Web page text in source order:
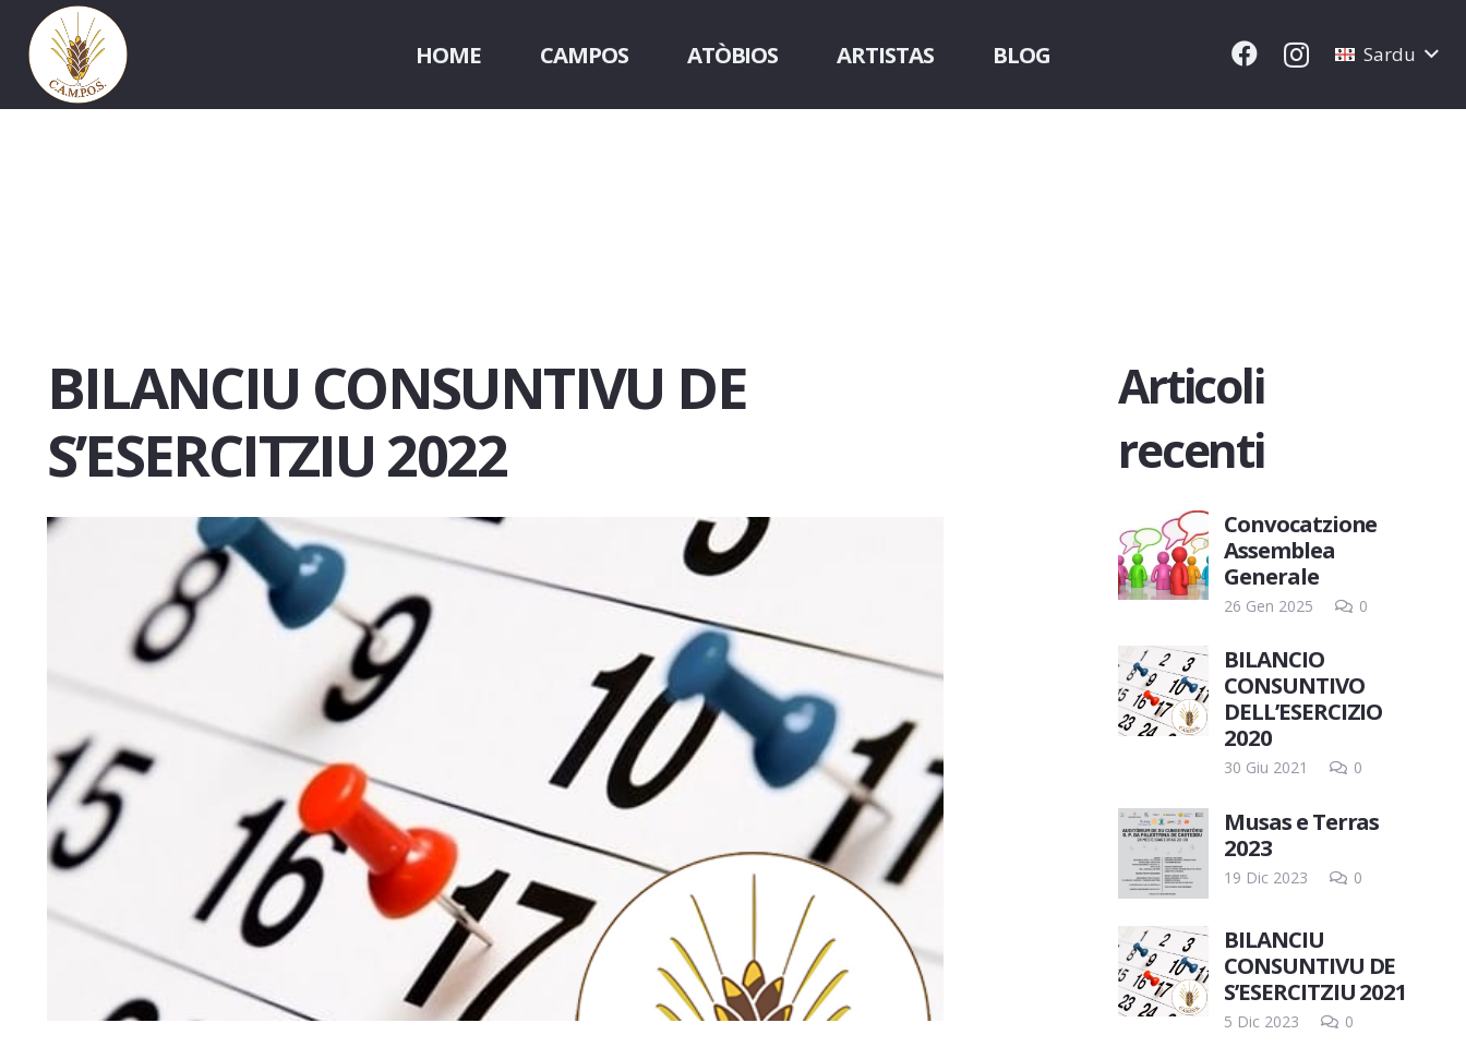
HOME CAMPOS ATÒBIOS ARTISTAS BLOG Sardu
BILANCIU CONSUNTIVU DE
S’ESERCITZIU 2022
Articoli
recenti
Convocatzione
Assemblea
Generale
26 Gen 2025 0
BILANCIO
CONSUNTIVO
DELL’ESERCIZIO
2020
30 Giu 2021 0
Musas e Terras
2023
19 Dic 2023 0
BILANCIU
CONSUNTIVU DE
S’ESERCITZIU 2021
5 Dic 2023 0